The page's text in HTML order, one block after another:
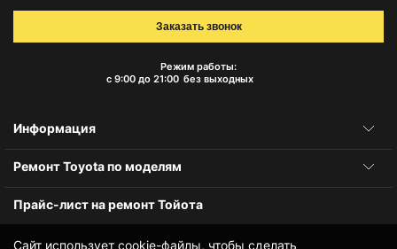
Сайт использует cookie-файлы, чтобы сделать
Режим работы:
с 9:00 до 21:00 без выходных
Заказать звонок
Информация
Ремонт Toyota по моделям
Прайс-лист на ремонт Тойота